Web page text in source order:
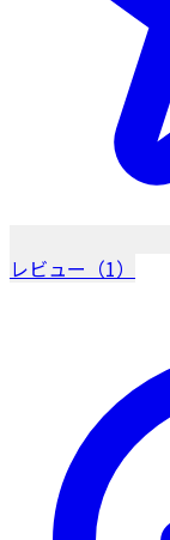
レビュー（1）